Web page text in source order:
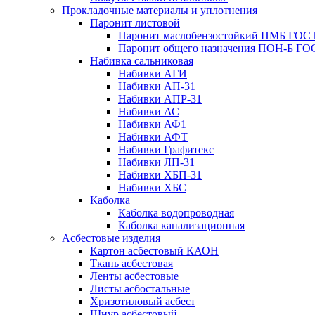
Прокладочные материалы и уплотнения
Паронит листовой
Паронит маслобензостойкий ПМБ
Паронит общего назначения ПОН-Б
Набивка сальниковая
Набивки АГИ
Набивки АП-31
Набивки АПР-31
Набивки АС
Набивки АФ1
Набивки АФТ
Набивки Графитекс
Набивки ЛП-31
Набивки ХБП-31
Набивки ХБС
Каболка
Каболка водопроводная
Каболка канализационная
Асбестовые изделия
Картон асбестовый КАОН
Ткань асбестовая
Ленты асбестовые
Листы асбостальные
Хризотиловый асбеcт